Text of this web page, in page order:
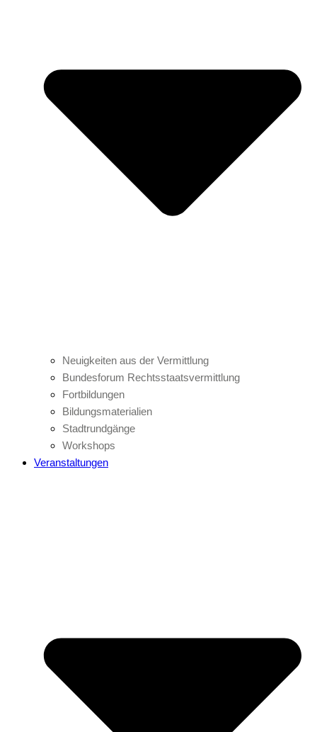
Neuigkeiten aus der Vermittlung
Bundesforum Rechtsstaatsvermittlung
Fortbildungen
Bildungsmaterialien
Stadtrundgänge
Workshops
Veranstaltungen